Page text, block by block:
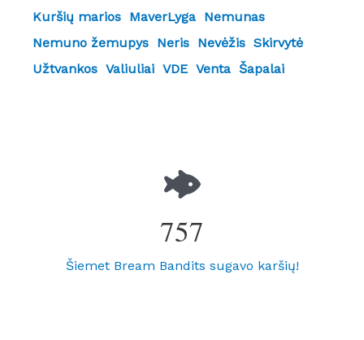
Kuršių marios MaverLyga Nemunas
Nemuno žemupys Neris Nevėžis Skirvytė
Užtvankos Valiuliai VDE Venta Šapalai
757
Šiemet Bream Bandits sugavo karšių!